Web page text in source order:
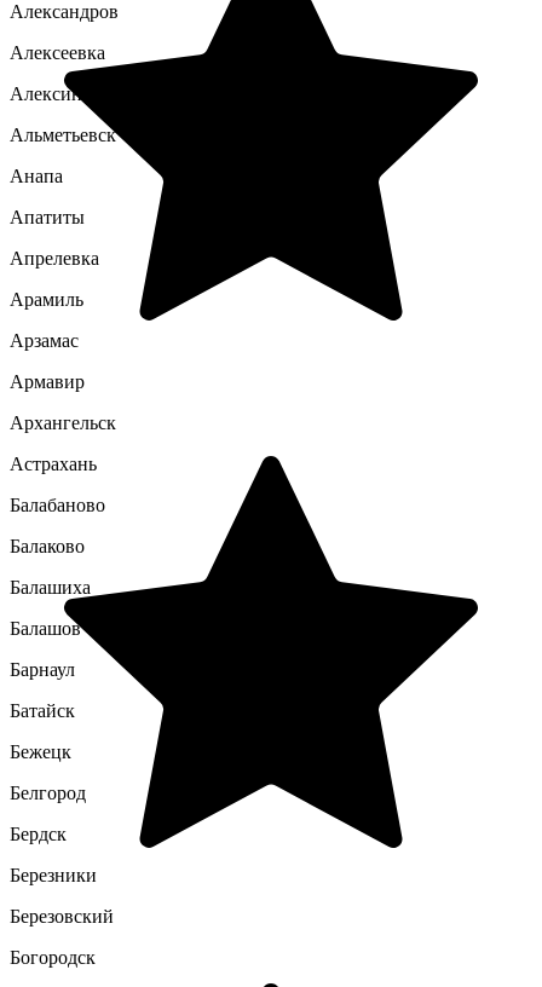
Александров
Алексеевка
Алексин
Альметьевск
Анапа
Апатиты
Апрелевка
Арамиль
Арзамас
Армавир
Архангельск
Астрахань
Балабаново
Балаково
Балашиха
Балашов
Барнаул
Батайск
Бежецк
Белгород
Бердск
Березники
Березовский
Богородск